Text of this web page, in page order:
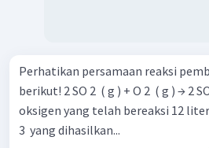
Perhatikan persamaan reaksi
berikut! 2 SO 2 ​ ( g ) + O 2 ​ ( g ) → 2 SO 3 ​ ( g ) Jika gas
oksigen yang telah bereaksi 12
3 ​ yang dihasilkan...